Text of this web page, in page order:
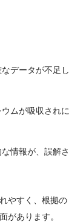
データが不足し
ムが吸収されに
情報が、誤解さ
やすく、根拠の
があります。